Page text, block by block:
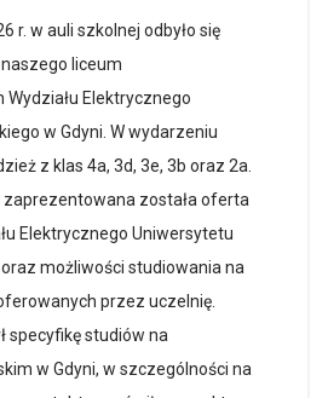
r. w auli szkolnej odbyło się
liceum
Elektrycznego
w Gdyni. W wydarzeniu
z klas 4a, 3d, 3e, 3b oraz 2a.
zaprezentowana została oferta
Elektrycznego Uniwersytetu
możliwości studiowania na
przez uczelnię.
specyfikę studiów na
w Gdyni, w szczególności na